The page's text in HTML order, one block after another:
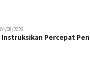
04/08/2026
Instruksikan Percepat